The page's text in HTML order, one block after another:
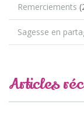
Remerciements
Sagesse en
Articles